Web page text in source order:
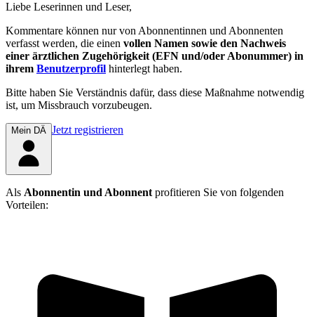
Liebe Leserinnen und Leser,
Kommentare können nur von Abonnentinnen und Abonnenten
verfasst werden, die einen vollen Namen sowie den Nachweis
einer ärztlichen Zugehörigkeit (EFN und/oder Abonummer) in
ihrem Benutzerprofil hinterlegt haben.
Bitte haben Sie Verständnis dafür, dass diese Maßnahme notwendig
ist, um Missbrauch vorzubeugen.
Mein DÄ Jetzt registrieren
Als Abonnentin und Abonnentprofitieren Sie von folgenden
Vorteilen: